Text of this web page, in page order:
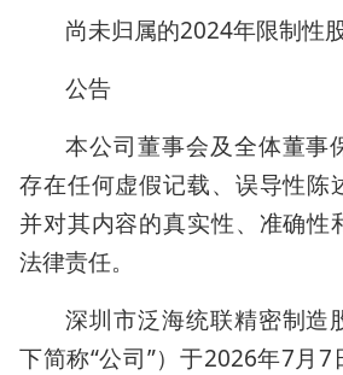
尚未归属的2024年限制性
公告
本公司董事会及全体董事
存在任何虚假记载、误导性陈
并对其内容的真实性、准确性
法律责任。
深圳市泛海统联精密制造
下简称“公司”）于2026年7月